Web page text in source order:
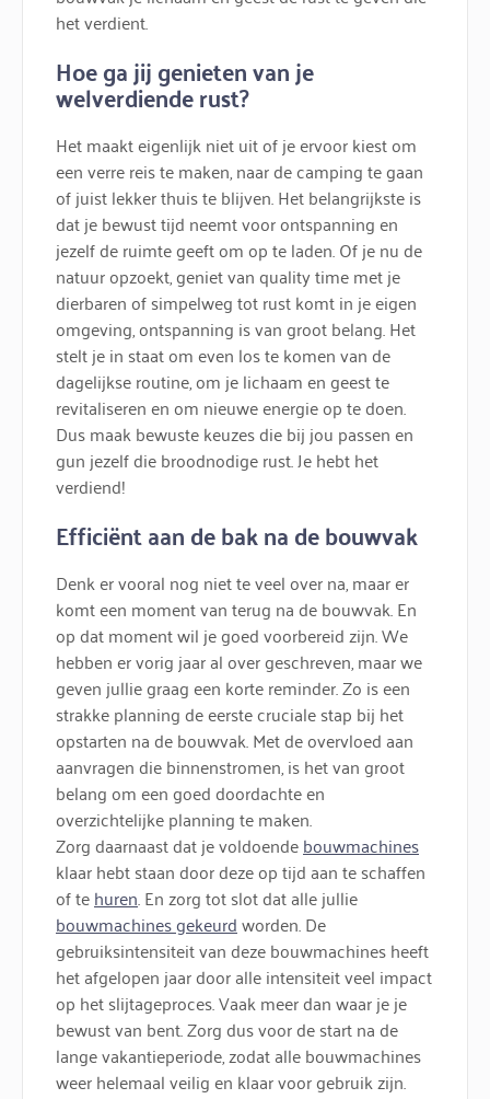
het verdient.
Hoe ga jij genieten van je
welverdiende rust?
Het maakt eigenlijk niet uit of je ervoor kiest om
een verre reis te maken, naar de camping te gaan
of juist lekker thuis te blijven. Het belangrijkste is
dat je bewust tijd neemt voor ontspanning en
jezelf de ruimte geeft om op te laden. Of je nu de
natuur opzoekt, geniet van quality time met je
dierbaren of simpelweg tot rust komt in je eigen
omgeving, ontspanning is van groot belang. Het
stelt je in staat om even los te komen van de
dagelijkse routine, om je lichaam en geest te
revitaliseren en om nieuwe energie op te doen.
Dus maak bewuste keuzes die bij jou passen en
gun jezelf die broodnodige rust. Je hebt het
verdiend!
Efficiënt aan de bak na de bouwvak
Denk er vooral nog niet te veel over na, maar er
komt een moment van terug na de bouwvak. En
op dat moment wil je goed voorbereid zijn. We
hebben er vorig jaar al over geschreven, maar we
geven jullie graag een korte reminder. Zo is een
strakke planning de eerste cruciale stap bij het
opstarten na de bouwvak. Met de overvloed aan
aanvragen die binnenstromen, is het van groot
belang om een goed doordachte en
overzichtelijke planning te maken.
Zorg daarnaast dat je voldoendebouwmachines
klaar hebt staan door deze op tijd aan te schaffen
of tehuren. En zorg tot slot dat alle jullie
bouwmachines gekeurdworden. De
gebruiksintensiteit van deze bouwmachines heeft
het afgelopen jaar door alle intensiteit veel impact
op het slijtageproces. Vaak meer dan waar je je
bewust van bent. Zorg dus voor de start na de
lange vakantieperiode, zodat alle bouwmachines
weer helemaal veilig en klaar voor gebruik zijn.